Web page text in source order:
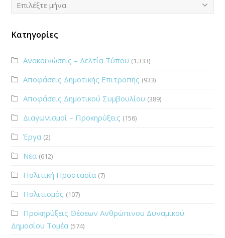
Επιλέξτε μήνα
Κατηγορίες
Ανακοινώσεις – Δελτία Τύπου (1.333)
Αποφάσεις Δημοτικής Επιτροπής (933)
Αποφάσεις Δημοτικού Συμβουλίου (389)
Διαγωνισμοί – Προκηρύξεις (156)
Έργα (2)
Νέα (612)
Πολιτική Προστασία (7)
Πολιτισμός (107)
Προκηρύξεις Θέσεων Ανθρώπινου Δυναμικού
Δημοσίου Τομέα (574)